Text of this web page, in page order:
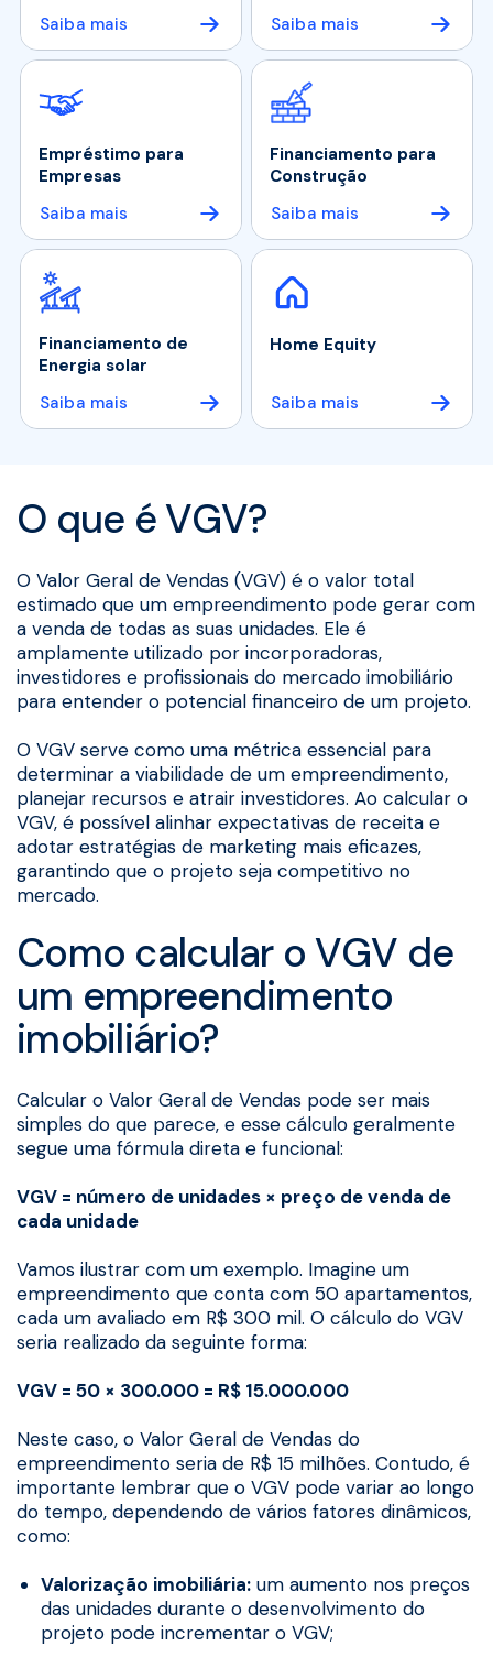
Saiba mais
Saiba mais
Empréstimo para
Empresas
Saiba mais
Financiamento para
Construção
Saiba mais
Financiamento de
Energia solar
Saiba mais
Home Equity
Saiba mais
O que é VGV?
O Valor Geral de Vendas (VGV) é o valor total
estimado que um empreendimento pode gerar com
a venda de todas as suas unidades. Ele é
amplamente utilizado por incorporadoras,
investidores e profissionais do mercado imobiliário
para entender o potencial financeiro de um projeto.
O VGV serve como uma métrica essencial para
determinar a viabilidade de um empreendimento,
planejar recursos e atrair investidores. Ao calcular o
VGV, é possível alinhar expectativas de receita e
adotar estratégias de marketing mais eficazes,
garantindo que o projeto seja competitivo no
mercado.
Como calcular o VGV de
um empreendimento
imobiliário?
Calcular o Valor Geral de Vendas pode ser mais
simples do que parece, e esse cálculo geralmente
segue uma fórmula direta e funcional:
VGV = número de unidades × preço de venda de
cada unidade
Vamos ilustrar com um exemplo. Imagine um
empreendimento que conta com 50 apartamentos,
cada um avaliado em R$ 300 mil. O cálculo do VGV
seria realizado da seguinte forma:
VGV = 50 × 300.000 = R$ 15.000.000
Neste caso, o Valor Geral de Vendas do
empreendimento seria de R$ 15 milhões. Contudo, é
importante lembrar que o VGV pode variar ao longo
do tempo, dependendo de vários fatores dinâmicos,
como:
Valorização imobiliária: um aumento nos preços
das unidades durante o desenvolvimento do
projeto pode incrementar o VGV;